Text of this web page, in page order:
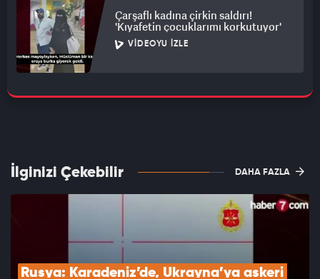
Çarşaflı kadına çirkin saldırı!
'Kıyafetin çocuklarımı korkutuyor'
VIDEOYU İZLE
İlginizi Çekebilir DAHA FAZLA
Rusya: Karadeniz’de, Ukrayna’ya askeri